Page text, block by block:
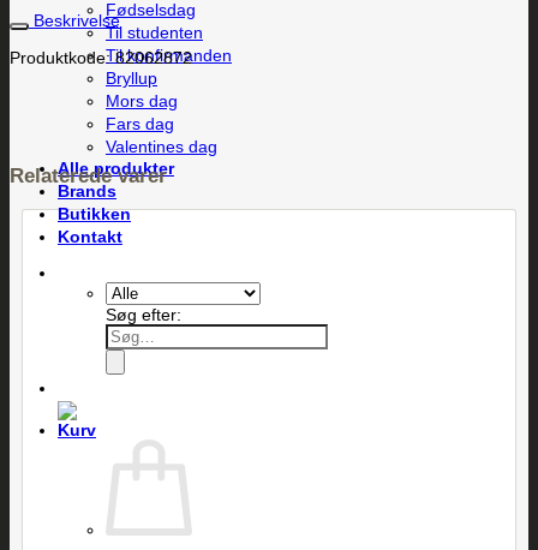
Fødselsdag
Til studenten
Til konfirmanden
Bryllup
Mors dag
Fars dag
Valentines dag
Alle produkter
Brands
Butikken
Kontakt
Søg efter:
Beskrivelse
Produktkode: 82062872
Relaterede varer